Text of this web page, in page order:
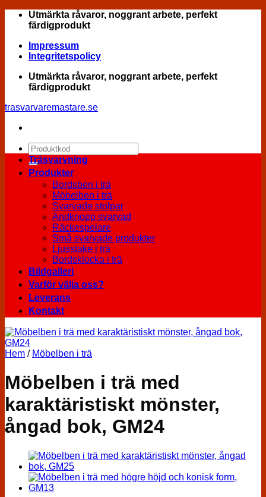
Skip
Utmärkta råvaror, noggrant arbete, perfekt
färdigprodukt
Impressum
Integritetspolicy
Utmärkta råvaror, noggrant arbete, perfekt
färdigprodukt
trasvarvaremastare.se
Sök
efter:
Träsvarvning
Produkter
Bordsben i trä
Möbelben i trä
Svarvade stolpar
Ändknopp svarvad
Räckespelare
Små svarvade produkter
Ljusstake i trä
Bordsklocka i trä
Bildgalleri
Varför välja oss?
Leverans
Kontakt
Hem / Möbelben i trä
Möbelben i trä med
karaktäristiskt mönster,
ångad bok, GM24